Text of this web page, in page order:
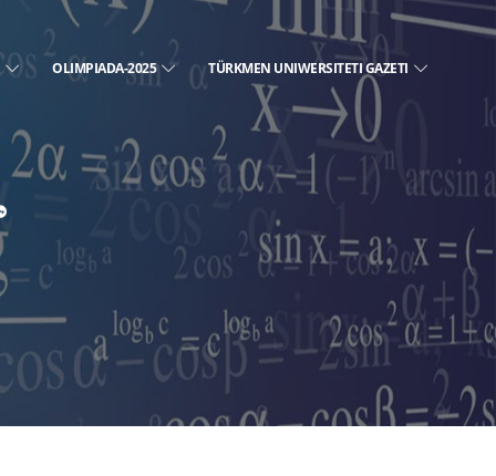
OLIMPIADA-2025 TÜRKMEN UNIWERSITETI GAZETI